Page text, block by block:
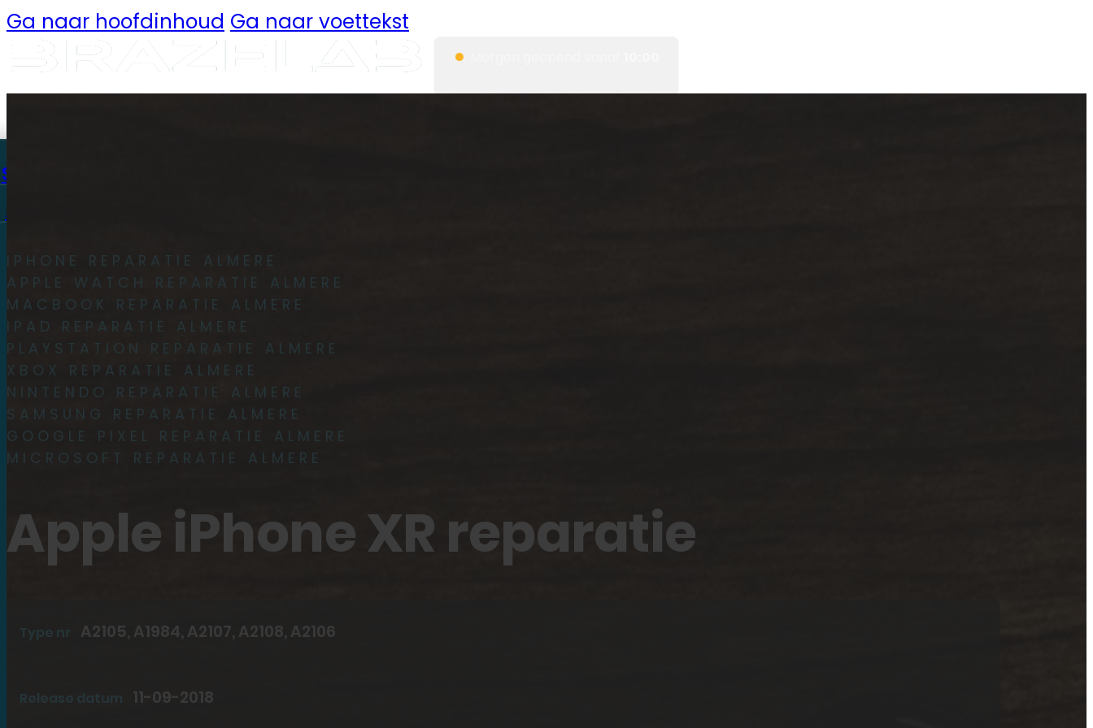
Ga naar hoofdinhoud Ga naar voettekst
●
Smartphone
Apple
iPhone 14 Plus
iPhone 14 Pro
iPhone 14 Pro Max
iPhone 14
iPhone SE (2022)
iPhone 13
iPhone 13 Pro Max
iPhone 12
IPHONE REPARATIE ALMERE
APPLE WATCH REPARATIE ALMERE
MACBOOK REPARATIE ALMERE
IPAD REPARATIE ALMERE
PLAYSTATION REPARATIE ALMERE
XBOX REPARATIE ALMERE
NINTENDO REPARATIE ALMERE
SAMSUNG REPARATIE ALMERE
GOOGLE PIXEL REPARATIE ALMERE
MICROSOFT REPARATIE ALMERE
Apple iPhone XR reparatie
Type nr A2105, A1984, A2107, A2108, A2106
Release datum 11-09-2018